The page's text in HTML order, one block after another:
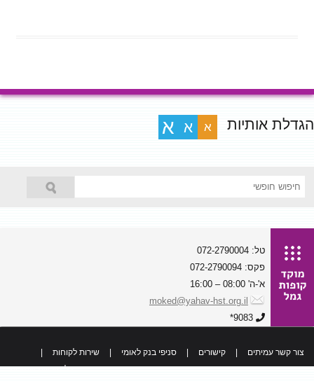
הגדלת אותיות א א א
טל: 072-2790004
פקס: 072-2790094
א'-ה' 08:00 – 16:00
moked@yahav-hst.org.il
9083*
צור קשר עמיתים קישורים סניפי בנק לאומי שירות לקוחות
כל הזכויות שמורות